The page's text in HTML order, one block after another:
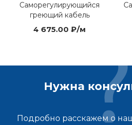
Саморегулирующийся
греющий кабель
4 675.00 ₽/м
Нужна
Подробно расскажем о